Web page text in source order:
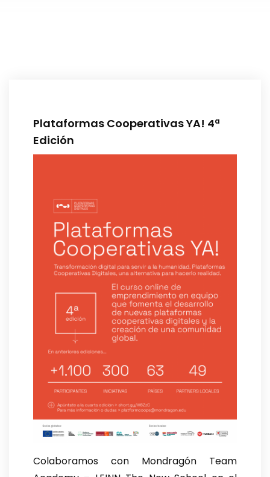
Plataformas Cooperativas YA! 4ª
Edición
Colaboramos con Mondragón Team